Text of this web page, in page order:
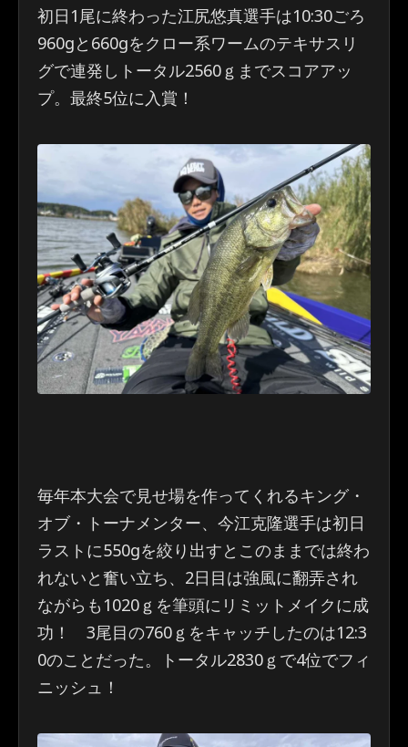
初日1尾に終わった江尻悠真選手は10:30ごろ
960gと660gをクロー系ワームのテキサスリ
グで連発しトータル2560ｇまでスコアアッ
プ。最終5位に入賞！
毎年本大会で見せ場を作ってくれるキング・
オブ・トーナメンター、今江克隆選手は初日
ラストに550gを絞り出すとこのままでは終わ
れないと奮い立ち、2日目は強風に翻弄され
ながらも1020ｇを筆頭にリミットメイクに成
功！ 3尾目の760ｇをキャッチしたのは12:3
0のことだった。トータル2830ｇで4位でフィ
ニッシュ！